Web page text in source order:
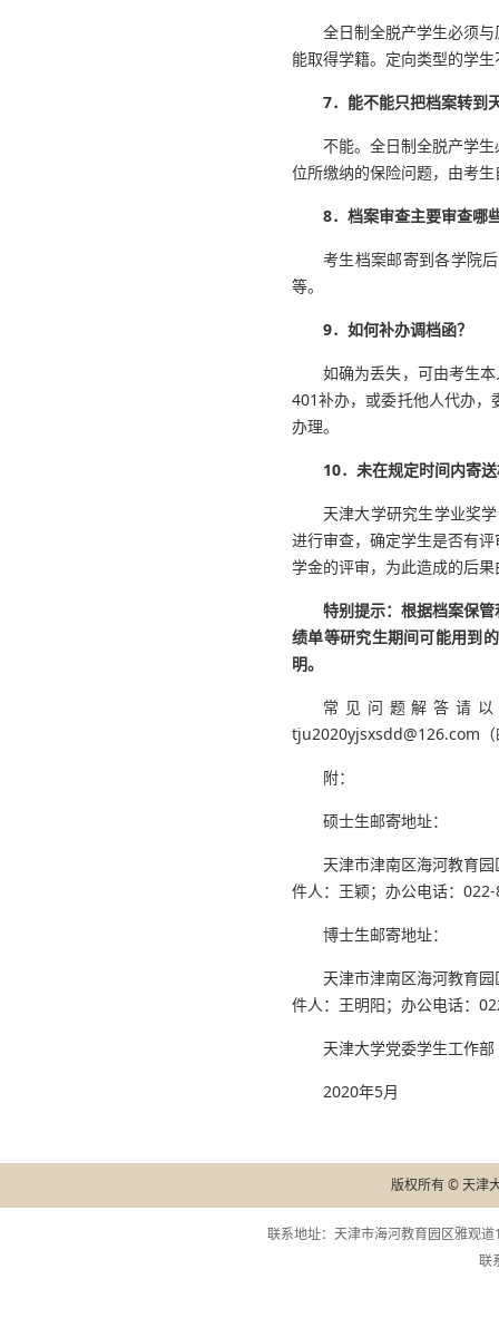
全日制全脱产学生必须
能取得学籍。定向类型的学
7．能不能只把档案转到
不能。全日制全脱产学
位所缴纳的保险问题，由考
8．档案审查主要审查哪
考生档案邮寄到各学院
等。
9．如何补办调档函？
如确为丢失，可由考生
401补办，或委托他人代办，
办理。
10．未在规定时间内寄
天津大学研究生学业奖
进行审查，确定学生是否有
学金的评审，为此造成的后
特别提示：根据档案保
绩单等研究生期间可能用到
明。
常见问题解答请
tju2020yjsxsdd@126.com（
附：
硕士生邮寄地址：
天津市津南区海河教育
件人：王颖；办公电话：
博士生邮寄地址：
天津市津南区海河教育
件人：王明阳；办公电话：
天津大学党委学生工作部
2020年5月
版权所有 © 天津
联系地址：天津市海河教育园区雅观
联